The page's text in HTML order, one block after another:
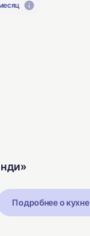
Подробнее о кухне